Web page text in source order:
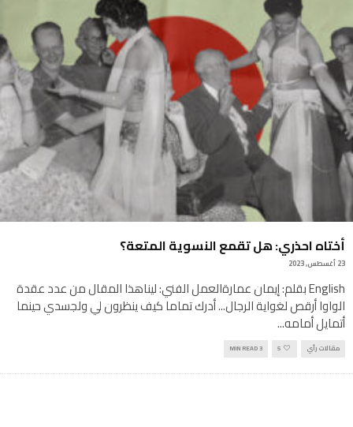
أختاه احذري: هل تقمع النسوية المتعة؟
23 أغسطس, 2023
English بقلم: إيمان عمارةالعمل الفني: ليناهذا المقال من عدد عقدة
الواوا أرقص لغواية الرجال... أدرك تماما كيف ينظرون لي ولجسدي حينما
أتمايل أمامه...
مقالات رأي 5
3 MIN READ